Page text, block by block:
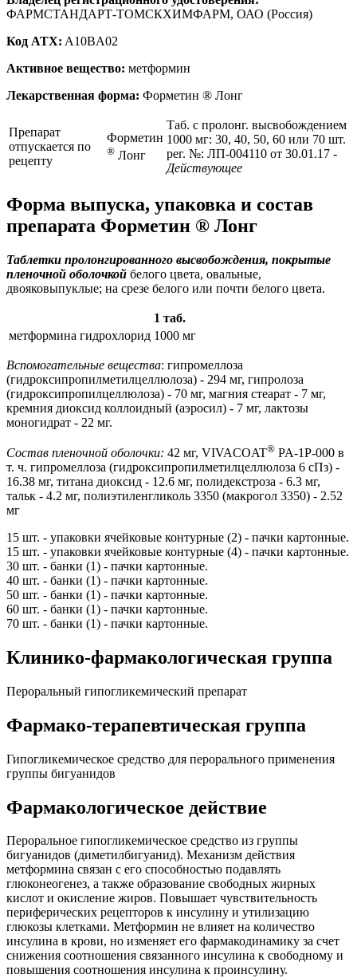
ФАРМСТАНДАРТ-ТОМСКХИМФАРМ, ОАО (Россия)
Код ATX: A10BA02
Активное вещество: метформин
Лекарственная форма: Форметин ® Лонг
Препарат
отпускается по
рецепту
Форметин
® Лонг
Таб. с пролонг. высвобождением
1000 мг: 30, 40, 50, 60 или 70 шт.
рег. №: ЛП-004110 от 30.01.17 -
Действующее
Форма выпуска, упаковка и состав
препарата Форметин ® Лонг
Таблетки пролонгированного высвобождения, покрытые
пленочной оболочкой белого цвета, овальные,
двояковыпуклые; на срезе белого или почти белого цвета.
1 таб.
метформина гидрохлорид 1000 мг
Вспомогательные вещества: гипромеллоза
(гидроксипропилметилцеллюлоза) - 294 мг, гипролоза
(гидроксипропилцеллюлоза) - 70 мг, магния стеарат - 7 мг,
кремния диоксид коллоидный (аэросил) - 7 мг, лактозы
моногидрат - 22 мг.
Состав пленочной оболочки: 42 мг, VIVACOAT® PA-1P-000 в
т. ч. гипромеллоза (гидроксипропилметилцеллюлоза 6 сПз) -
16.38 мг, титана диоксид - 12.6 мг, полидекстроза - 6.3 мг,
тальк - 4.2 мг, полиэтиленгликоль 3350 (макрогол 3350) - 2.52
мг
15 шт. - упаковки ячейковые контурные (2) - пачки картонные.
15 шт. - упаковки ячейковые контурные (4) - пачки картонные.
30 шт. - банки (1) - пачки картонные.
40 шт. - банки (1) - пачки картонные.
50 шт. - банки (1) - пачки картонные.
60 шт. - банки (1) - пачки картонные.
70 шт. - банки (1) - пачки картонные.
Клинико-фармакологическая группа
Пероральный гипогликемический препарат
Фармако-терапевтическая группа
Гипогликемическое средство для перорального применения
группы бигуанидов
Фармакологическое действие
Пероральное гипогликемическое средство из группы
бигуанидов (диметилбигуанид). Механизм действия
метформина связан с его способностью подавлять
глюконеогенез, а также образование свободных жирных
кислот и окисление жиров. Повышает чувствительность
периферических рецепторов к инсулину и утилизацию
глюкозы клетками. Метформин не влияет на количество
инсулина в крови, но изменяет его фармакодинамику за счет
снижения соотношения связанного инсулина к свободному и
повышения соотношения инсулина к проинсулину.